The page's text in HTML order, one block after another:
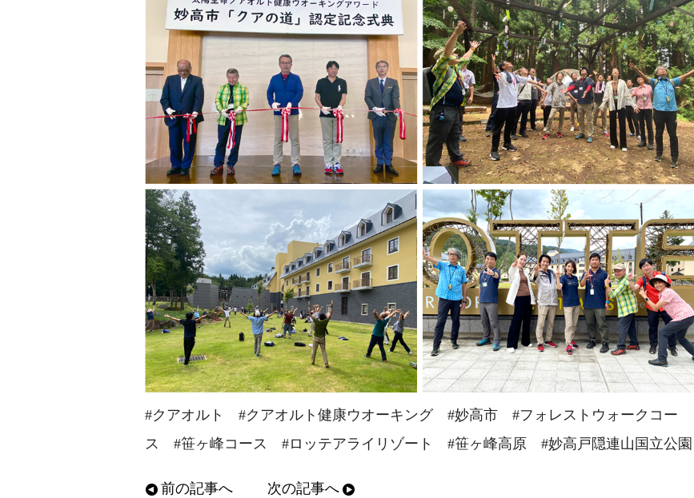
#クアオルト #クアオルト健康ウオーキング #妙高市 #フォレストウォークコー
ス #笹ヶ峰コース #ロッテアライリゾート #笹ヶ峰高原 #妙高戸隠連山国立公園
前の記事へ 次の記事へ